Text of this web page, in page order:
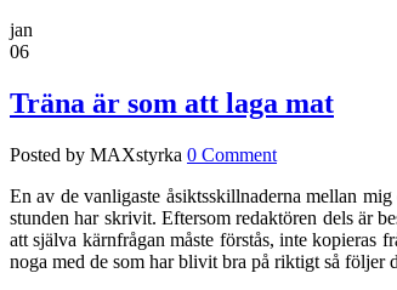
jan
06
Träna är som att laga mat
Posted by MAXstyrka 0 Comment
En av de vanligaste åsiktsskillnaderna mellan
stunden har skrivit. Eftersom redaktören dels är
att själva kärnfrågan måste förstås, inte kopieras
noga med de som har blivit bra på riktigt så följer